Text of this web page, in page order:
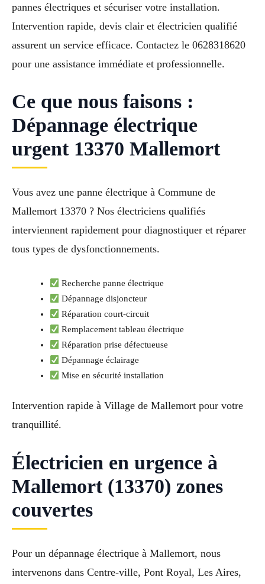
pannes électriques et sécuriser votre installation.
Intervention rapide, devis clair et électricien qualifié
assurent un service efficace. Contactez le 0628318620
pour une assistance immédiate et professionnelle.
Ce que nous faisons :
Dépannage électrique
urgent 13370 Mallemort
Vous avez une panne électrique à Commune de
Mallemort 13370 ? Nos électriciens qualifiés
interviennent rapidement pour diagnostiquer et réparer
tous types de dysfonctionnements.
Recherche panne électrique
Dépannage disjoncteur
Réparation court-circuit
Remplacement tableau électrique
Réparation prise défectueuse
Dépannage éclairage
Mise en sécurité installation
Intervention rapide à Village de Mallemort pour votre
tranquillité.
Électricien en urgence à
Mallemort (13370) zones
couvertes
Pour un dépannage électrique à Mallemort, nous
intervenons dans Centre-ville, Pont Royal, Les Aires,